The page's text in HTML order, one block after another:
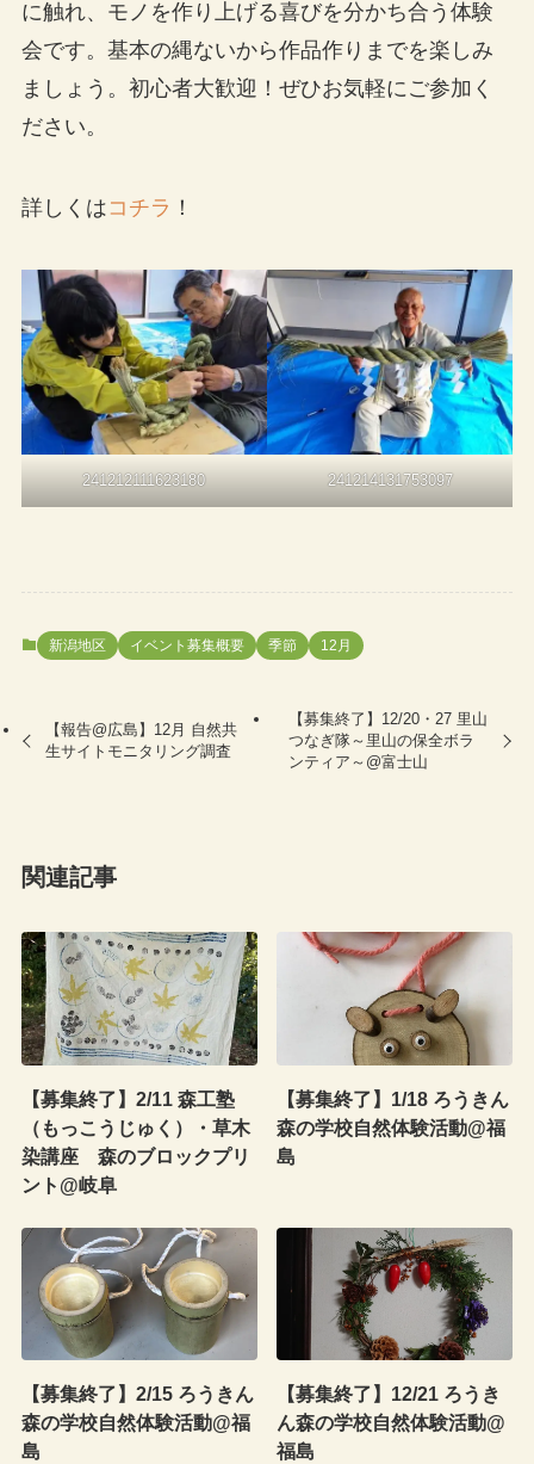
に触れ、モノを作り上げる喜びを分かち合う体験
会です。基本の縄ないから作品作りまでを楽しみ
ましょう。初心者大歓迎！ぜひお気軽にご参加く
ださい。
詳しくはコチラ ！
241212111623180 241214131753097
新潟地区 イベント募集概要 季節 12月
【報告@広島】12月 自然共
生サイトモニタリング調査
【募集終了】12/20・27 里山
つなぎ隊～里山の保全ボラ
ンティア～@富士山
関連記事
【募集終了】2/11 森工塾
（もっこうじゅく）・草木
染講座 森のブロックプリ
ント@岐阜
【募集終了】1/18 ろうきん
森の学校自然体験活動@福
島
【募集終了】2/15 ろうきん
森の学校自然体験活動@福
島
【募集終了】12/21 ろうき
ん森の学校自然体験活動@
福島